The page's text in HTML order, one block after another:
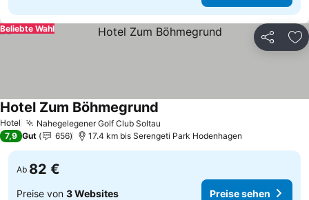
Teilen
Beliebte Wahl
Hotel Nahegelegener Golf Club Soltau
Hotel Zum Böhmegrund
7,9 Gut 656 17.4 km bis Serengeti Park Hodenhagen
Ab 82 €
Preise von 3 Websites Preise sehen